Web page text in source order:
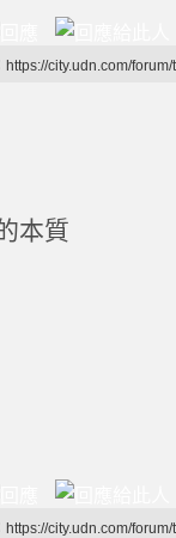
https://city.udn.com/
本質
https://city.udn.com/